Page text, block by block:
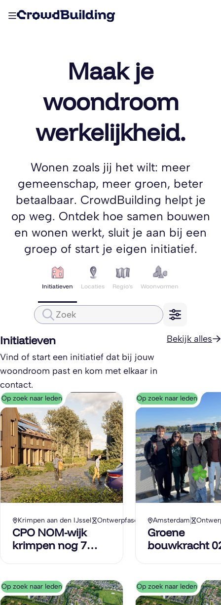
Maak je
woondroom
werkelijkheid.
Wonen zoals jij het wilt: meer
gemeenschap, meer groen, beter
betaalbaar. CrowdBuilding helpt je
op weg. Ontdek hoe samen bouwen
en wonen werkt, sluit je aan bij een
groep of start je eigen initiatief.
Initiatieven Locaties Regio's Woonvormen
Initiatieven
Vind of start een initiatief dat bij jouw
woondroom past en kom met elkaar in
contact.
Bekijk alles
Op zoek naar leden
Krimpen aan den IJssel Ontwerpfase
CPO NOM-wijk
krimpen nog 7
Op zoek naar leden
Amsterdam
Groene
bouwkracht
Op zoek naar leden Op zoek naar leden